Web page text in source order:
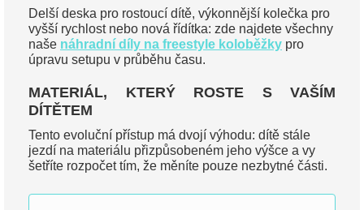
Delší deska pro rostoucí dítě, výkonnější kolečka pro
vyšší rychlost nebo nová řídítka: zde najdete všechny
naše náhradní díly na freestyle koloběžky pro
úpravu setupu v průběhu času.
MATERIÁL, KTERÝ ROSTE S VAŠÍM
DÍTĚTEM
Tento evoluční přístup má dvojí výhodu: dítě stále
jezdí na materiálu přizpůsobeném jeho výšce a vy
šetříte rozpočet tím, že měníte pouze nezbytné části.